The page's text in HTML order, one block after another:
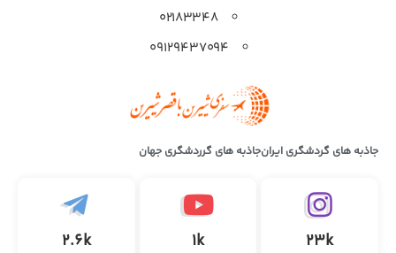
۰۲۱۸۳۳۴۸
۰۹۱۲۹۴۳۷۰۹۴
جاذبه های گردشگری ایرانجاذبه های گرردشگری جهان
23k
1k
2.6k